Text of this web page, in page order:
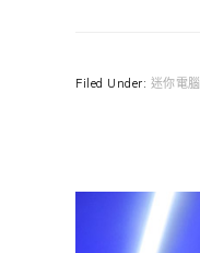
Filed Under: 迷你電腦